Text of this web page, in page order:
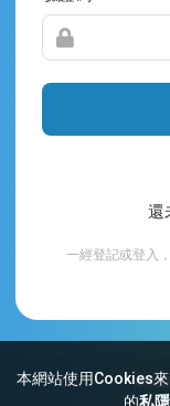
本網站使用Cookies
的私
還
一經登記或登入
網站